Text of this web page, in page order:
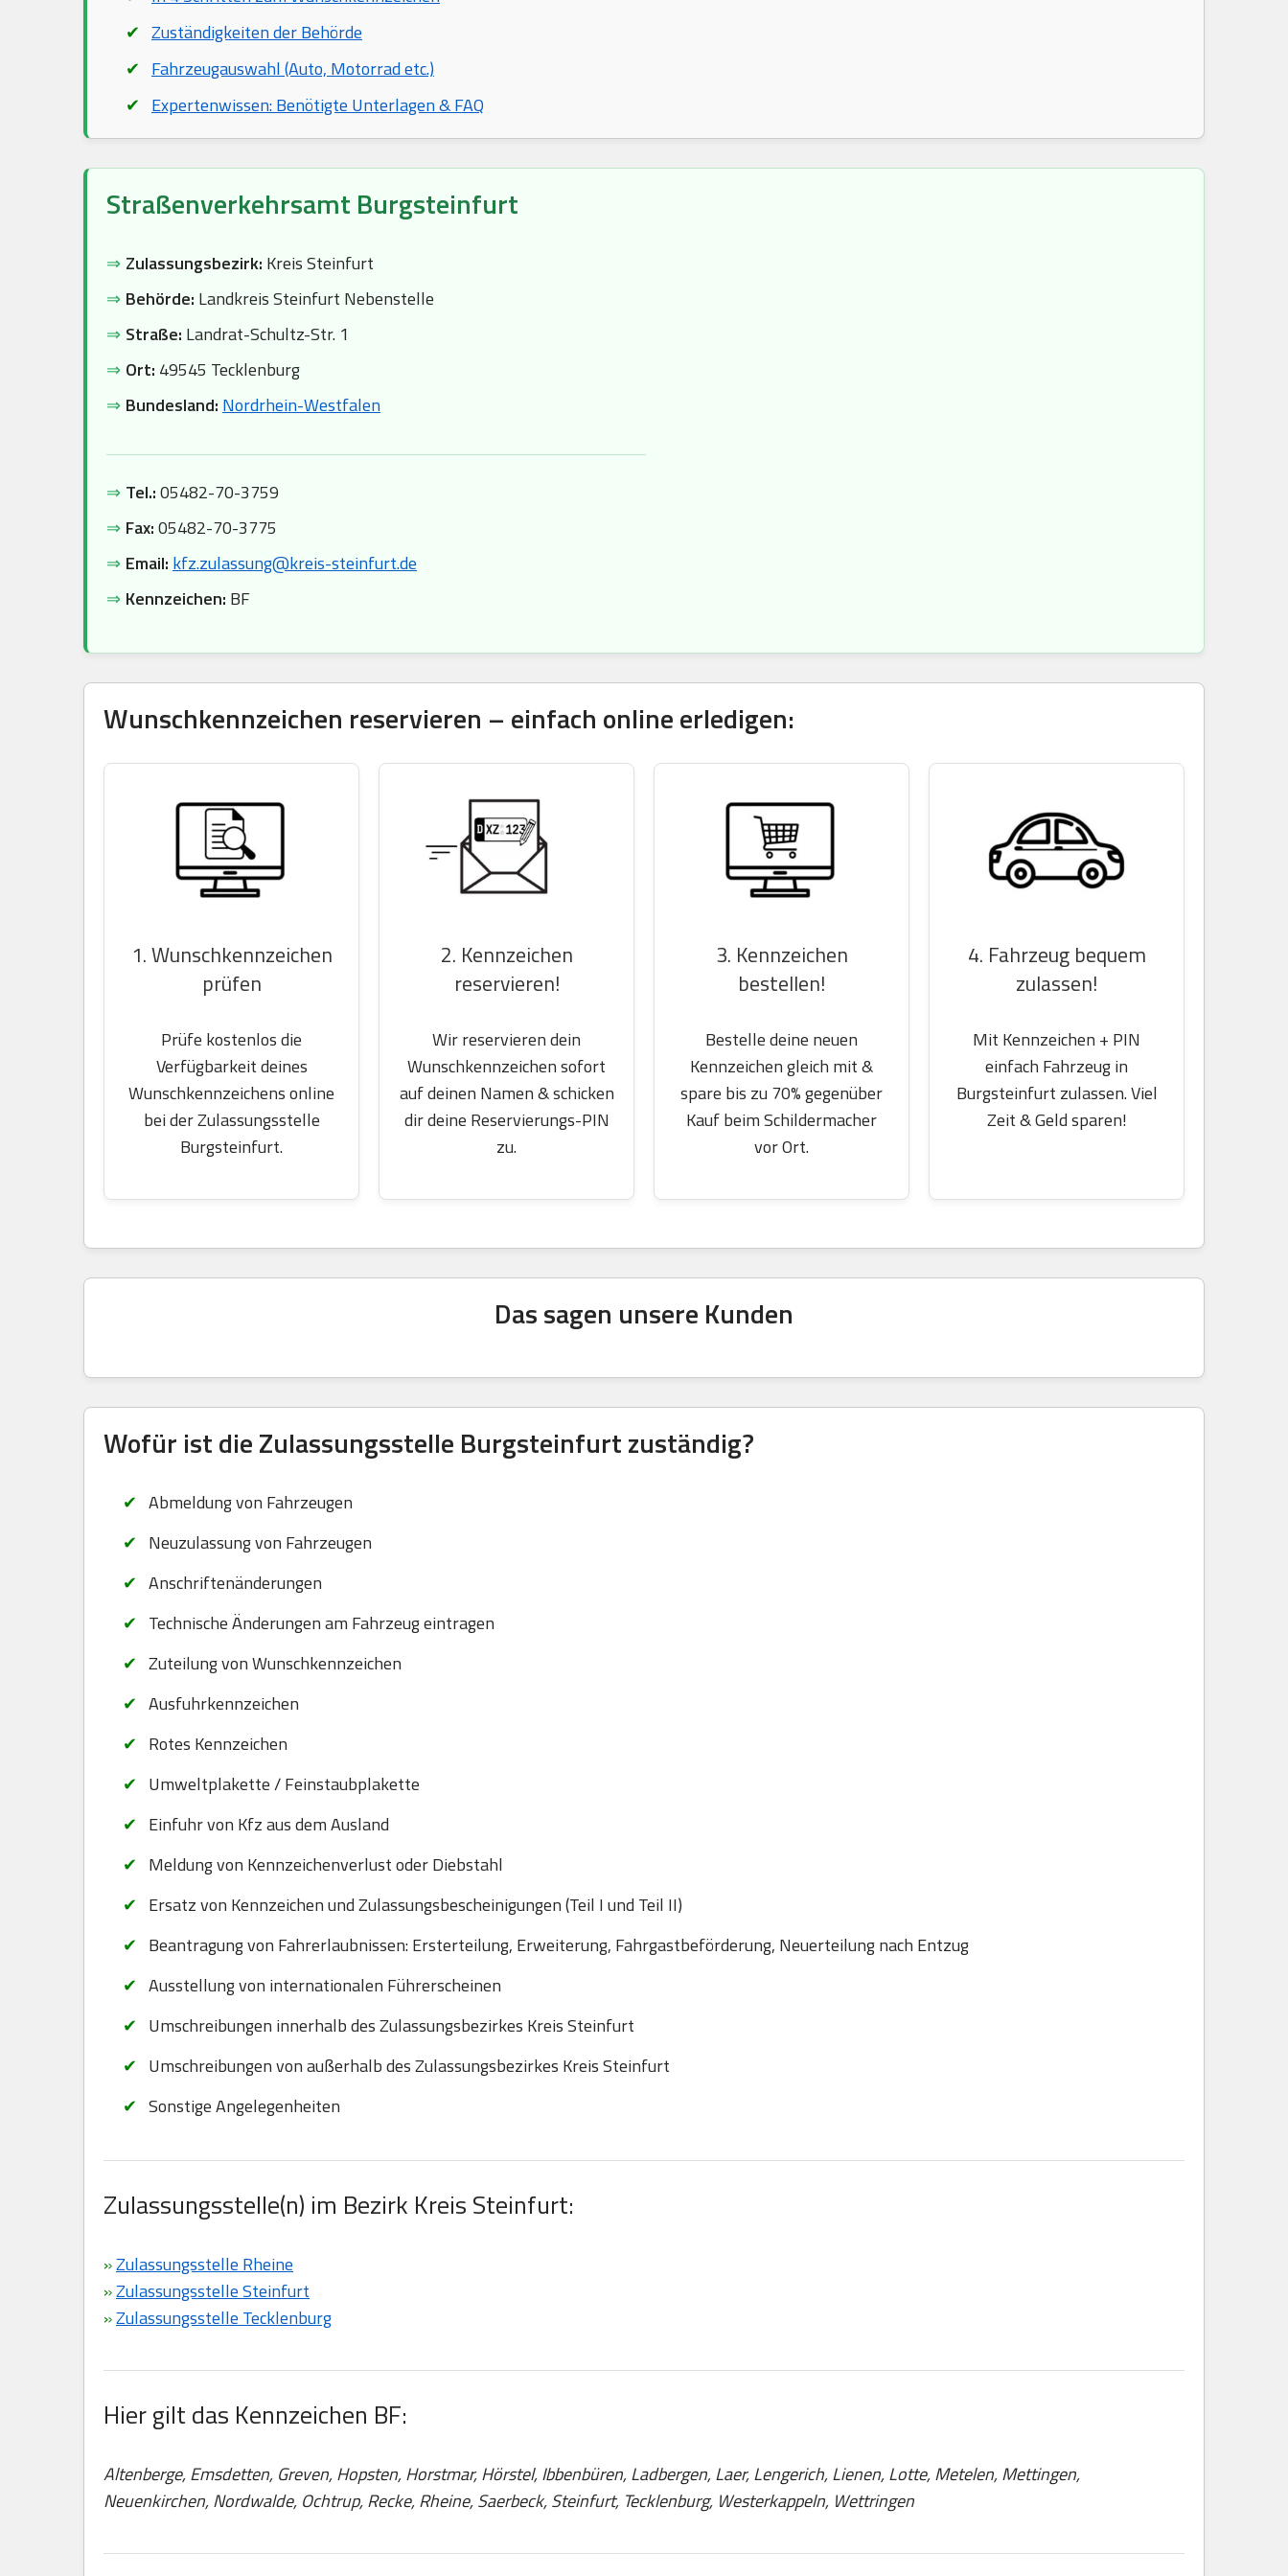
Zuständigkeiten der Behörde
Fahrzeugauswahl (Auto, Motorrad etc.)
Expertenwissen: Benötigte Unterlagen & FAQ
Straßenverkehrsamt Burgsteinfurt
⇒ Zulassungsbezirk: Kreis Steinfurt
⇒ Behörde: Landkreis Steinfurt Nebenstelle
⇒ Straße: Landrat-Schultz-Str. 1
⇒ Ort: 49545 Tecklenburg
⇒ Bundesland: Nordrhein-Westfalen
⇒ Tel.:05482-70-3759
⇒ Fax:05482-70-3775
⇒ Email: kfz.zulassung@kreis-steinfurt.de
⇒ Kennzeichen: BF
Wunschkennzeichen reservieren – einfach online erledigen:
1. Wunschkennzeichen
prüfen
Prüfe kostenlos die
Verfügbarkeit deines
Wunschkennzeichens online
bei der Zulassungsstelle
Burgsteinfurt.
2. Kennzeichen
reservieren!
Wir reservieren dein
Wunschkennzeichen sofort
auf deinen Namen & schicken
dir deine Reservierungs-PIN
zu.
3. Kennzeichen
bestellen!
Bestelle deine neuen
Kennzeichen gleich mit &
spare bis zu 70% gegenüber
Kauf beim Schildermacher
vor Ort.
4. Fahrzeug bequem
zulassen!
Mit Kennzeichen + PIN
einfach Fahrzeug in
Burgsteinfurt zulassen. Viel
Zeit & Geld sparen!
Das sagen unsere Kunden
Wofür ist die Zulassungsstelle Burgsteinfurt zuständig?
Abmeldung von Fahrzeugen
Neuzulassung von Fahrzeugen
Anschriftenänderungen
Technische Änderungen am Fahrzeug eintragen
Zuteilung von Wunschkennzeichen
Ausfuhrkennzeichen
Rotes Kennzeichen
Umweltplakette / Feinstaubplakette
Einfuhr von Kfz aus dem Ausland
Meldung von Kennzeichenverlust oder Diebstahl
Ersatz von Kennzeichen und Zulassungsbescheinigungen (Teil I und Teil II)
Beantragung von Fahrerlaubnissen: Ersterteilung, Erweiterung, Fahrgastbeförderung, Neuerteilung nach Entzug
Ausstellung von internationalen Führerscheinen
Umschreibungen innerhalb des Zulassungsbezirkes Kreis Steinfurt
Umschreibungen von außerhalb des Zulassungsbezirkes Kreis Steinfurt
Sonstige Angelegenheiten
Zulassungsstelle(n) im Bezirk Kreis Steinfurt:
»Zulassungsstelle Rheine
»Zulassungsstelle Steinfurt
»Zulassungsstelle Tecklenburg
Hier gilt das Kennzeichen BF:
Altenberge, Emsdetten, Greven, Hopsten, Horstmar, Hörstel, Ibbenbüren, Ladbergen, Laer, Lengerich, Lienen, Lotte, Metelen, Mettingen,
Neuenkirchen, Nordwalde, Ochtrup, Recke, Rheine, Saerbeck, Steinfurt, Tecklenburg, Westerkappeln, Wettringen